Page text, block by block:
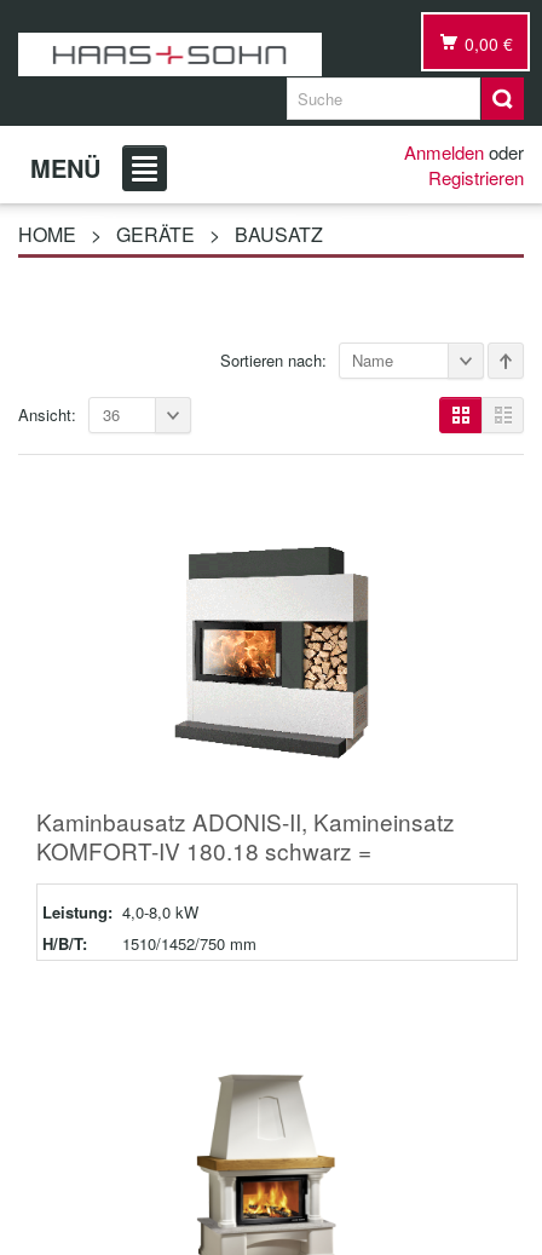
0,00 €
MENÜ Anmeldenoder
Registrieren
HOME > GERÄTE > BAUSATZ
Sortieren nach: Name
Ansicht: 36
Kaminbausatz ADONIS-II, Kamineinsatz
KOMFORT-IV 180.18 schwarz =
Leistung: 4,0-8,0 kW
H/B/T:
1510/1452/750 mm